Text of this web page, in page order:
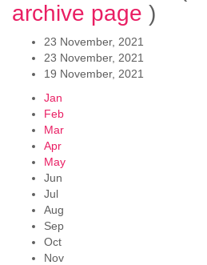
archive page )
23 November, 2021
23 November, 2021
19 November, 2021
Jan
Feb
Mar
Apr
May
Jun
Jul
Aug
Sep
Oct
Nov